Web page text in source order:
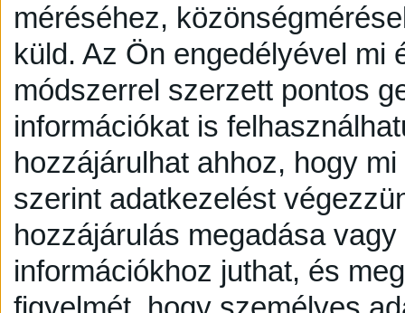
méréséhez,
küld. Az Ön engedélyével mi
módszerrel szerzett pontos
információkat is
hozzájárulhat ahhoz, hogy
szerint adatkezelést
hozzájárulás megadása
információkhoz juthat, és